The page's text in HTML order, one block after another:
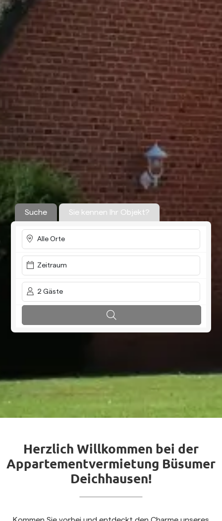
Suche Sie kennen Ihr Objekt?
Alle Orte
Zeitraum
2 Gäste
Herzlich Willkommen bei der
Appartementvermietung Büsumer
Deichhausen!